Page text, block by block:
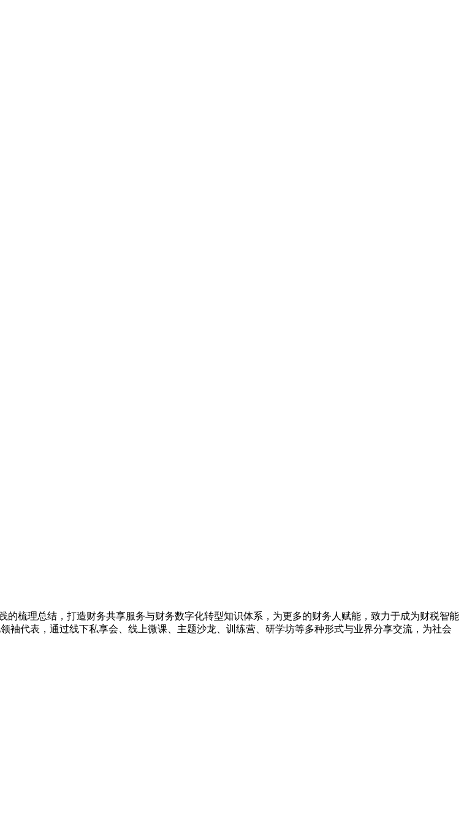
梳理总结，打造财务共享服务与财务数字化转型知识体系，为更多的财务人赋能，致力于成为财税智能
代表，通过线下私享会、线上微课、主题沙龙、训练营、研学坊等多种形式与业界分享交流，为社会